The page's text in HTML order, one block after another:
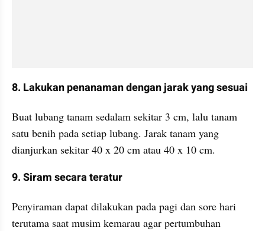
8. Lakukan penanaman dengan jarak yang sesuai
Buat lubang tanam sedalam sekitar 3 cm, lalu tanam
satu benih pada setiap lubang. Jarak tanam yang
dianjurkan sekitar 40 x 20 cm atau 40 x 10 cm.
9. Siram secara teratur
Penyiraman dapat dilakukan pada pagi dan sore hari
terutama saat musim kemarau agar pertumbuhan